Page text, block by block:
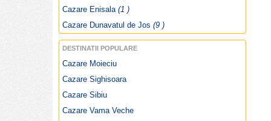
Restaurante si cluburi Colina
Vremea Colina
Cazare Enisala (1 )
Cazare Dunavatul de Jos (9 )
DESTINATII POPULARE
Cazare Moieciu
Cazare Sighisoara
Cazare Sibiu
Cazare Vama Veche